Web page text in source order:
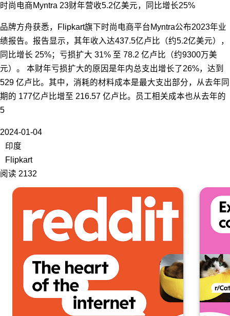
时尚电商Myntra 23财年营收5.2亿美元，同比增长25%
品牌方舟获悉，Flipkart旗下时尚电商平台Myntra公布2023年业
绩报告。报告显示，其年收入达437.5亿卢比（约5.2亿美元），
同比增长 25%；亏损扩大 31% 至 78.2 亿卢比（约9300万美
元）。 本财年亏损扩大的原因是年内总支出增长了26%，达到
529 亿卢比。其中，消耗的材料成本是最大支出部分，从去年同
期的 177亿卢比增至 216.57 亿卢比。员工相关成本也从去年的
5
2024-01-04
印度
Flipkart
阅读 2132